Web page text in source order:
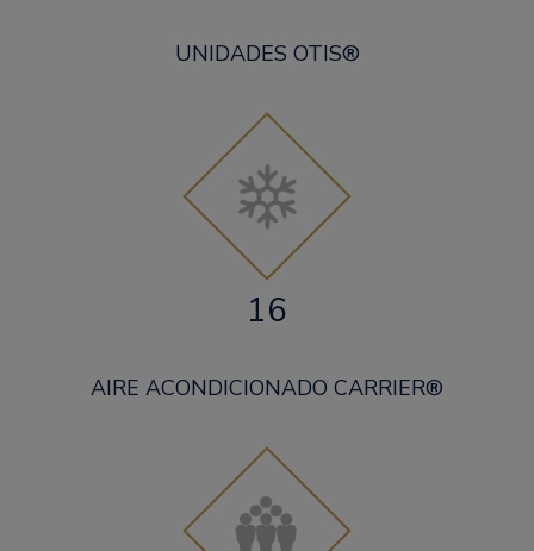
UNIDADES OTIS®
16
AIRE ACONDICIONADO CARRIER®